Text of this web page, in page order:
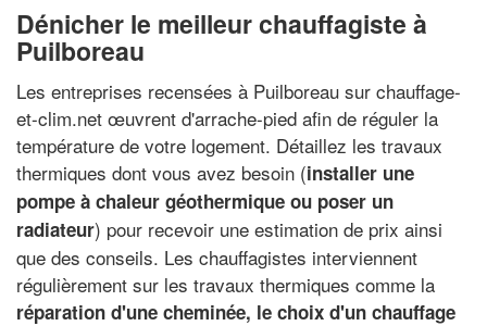
Dénicher le meilleur chauffagiste à
Puilboreau
Les entreprises recensées à Puilboreau sur chauffage-
et-clim.net œuvrent d'arrache-pied afin de réguler la
température de votre logement. Détaillez les travaux
thermiques dont vous avez besoin (installer une
pompe à chaleur géothermique ou poser un
radiateur) pour recevoir une estimation de prix ainsi
que des conseils. Les chauffagistes interviennent
régulièrement sur les travaux thermiques comme la
réparation d'une cheminée, le choix d'un chauffage